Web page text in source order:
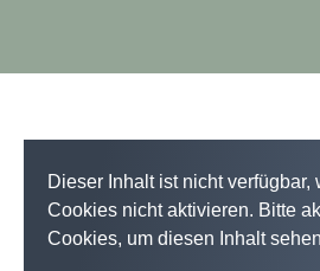
Dieser Inhalt ist nicht verfügbar,
Cookies nicht aktivieren. Bitte
Cookies, um diesen Inhalt